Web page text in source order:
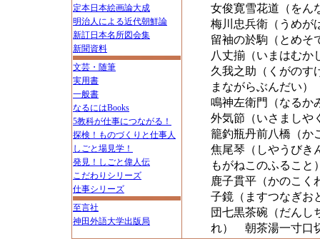
定本日本絵画論大成
明治人による近代朝鮮論
新訂日本名所図会集
新聞資料
文芸・随筆
実用書
一般書
なるにはBooks
5教科が仕事につながる！
探検！ものづくりと仕事人
しごと場見学！
発見！しごと偉人伝
こだわりシリーズ
仕事シリーズ
至言社
神田外語大学出版局
女俊寛雪花道（をん
梅川忠兵衛（うめ
留袖の於駒（とめ
八丈揃（いまはむか
久我之助（くがの
まながらぶんだい）
鳴神左衛門（なる
外気節（いさましや
籠釣瓶丹前八橋（か
焦尾琴（しやうび
もがねこのふること
鹿子貫平（かのこ
子鏡（ますつなぎお
団七黒茶碗（だん
れ） 朝茶湯一寸口